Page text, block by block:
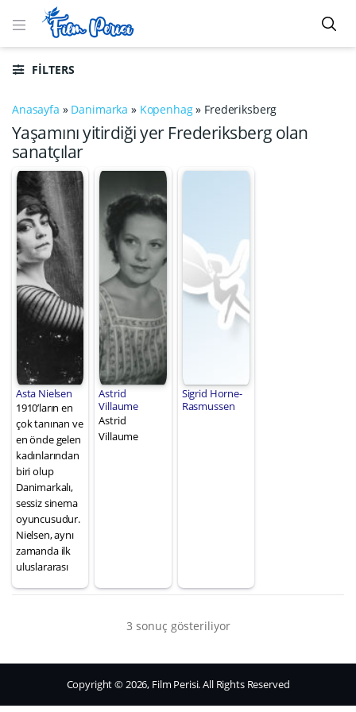
FILTERS
Anasayfa » Danimarka » Kopenhag» Frederiksberg
Yaşamını yitirdiği yer Frederiksberg olan
sanatçılar
Asta Nielsen
1910’ların en
çok tanınan ve
en önde gelen
kadınlarından
biri olup
Danimarkalı,
sessiz sinema
oyuncusudur.
Nielsen, aynı
zamanda ilk
uluslararası
Astrid
Villaume
Astrid
Villaume
Sigrid Horne-
Rasmussen
3 sonuç gösteriliyor
Copyright © 2026, Film Perisi. All Rights Reserved